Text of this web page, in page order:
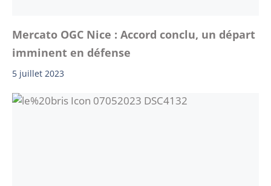
Mercato OGC Nice : Accord conclu, un départ
imminent en défense
5 juillet 2023